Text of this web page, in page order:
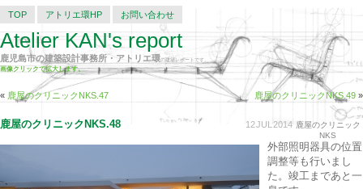
TOP アトリエ環HP お問い合わせ
Atelier KAN's report
鹿児島市の建築設計事務所・アトリエ環の建築レポートです。
画像クリックで拡大します。
« 鹿屋のクリニックNKS.47 鹿屋のクリニックNKS.49 »
12JUL 2014 鹿屋のクリニック
NKS
鹿屋のクリニックNKS.48
外部照明器具の位置
調整等も行いまし
た。竣工まであと一